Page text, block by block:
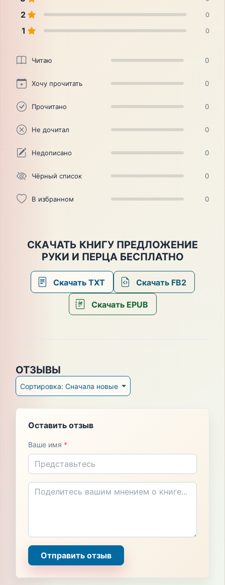
2 0
1 0
Читаю 0
Хочу прочитать 0
Прочитано 0
Не дочитал 0
Недописано 0
Чёрный список 0
В избранном 0
СКАЧАТЬ КНИГУ ПРЕДЛОЖЕНИЕ
РУКИ И ПЕРЦА БЕСПЛАТНО
Скачать TXT Скачать FB2
Скачать EPUB
ОТЗЫВЫ
Сортировка: Сначала новые
Оставить отзыв
Ваше имя *
Отправить отзыв